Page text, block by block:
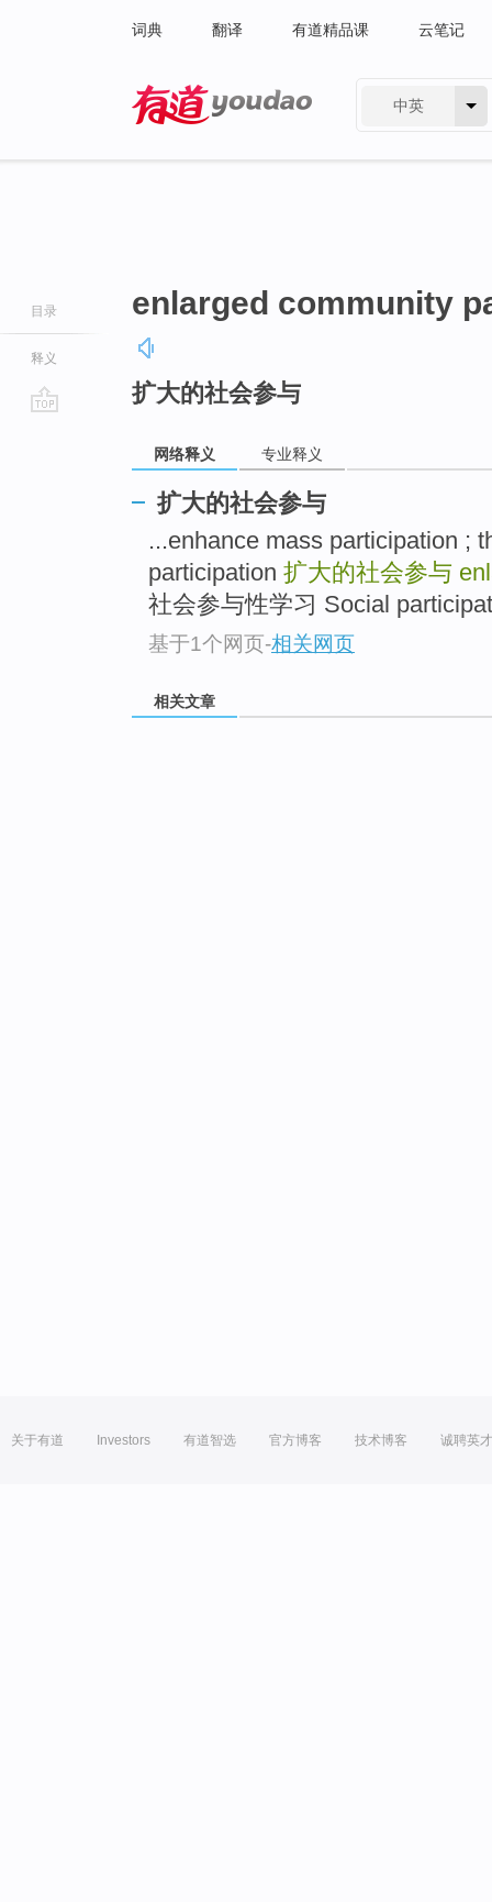
词典 翻译 有道精品课 云笔记
中英
目录
释义
enlarged community
扩大的社会参与
网络释义 专业释义
扩大的社会参与
...enhance mass participation ;
participation 扩大的社会参与
社会参与性学习 Social
基于1个网页-相关网页
相关文章
关于有道 Investors 有道智选 官方博客 技术博客 诚聘英才